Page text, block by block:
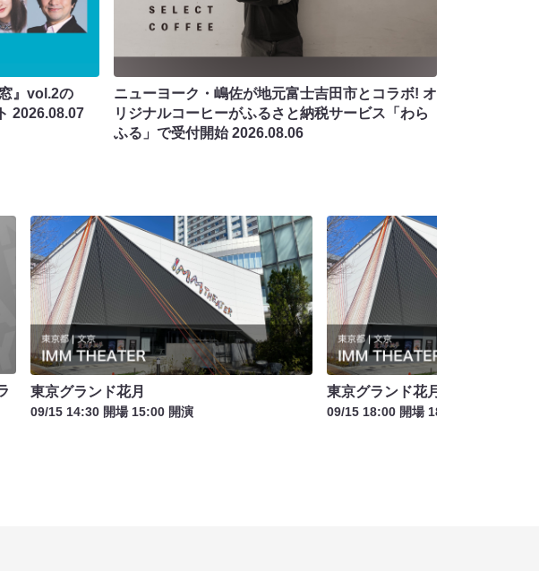
』vol.2の
2026.08.07
ニューヨーク・嶋佐が地元富士吉田市とコラボ! オ
リジナルコーヒーがふるさと納税サービス「わら
ふる」で受付開始2026.08.06
東京グランド花月
09/15 14:30 開場 15:00 開演
東京グランド花月
09/15 18:00 開場 18:30 開演